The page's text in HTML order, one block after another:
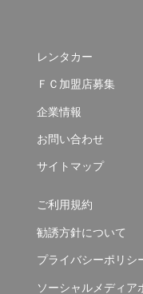
レンタカー
ＦＣ加盟店募集
企業情報
お問い合わせ
サイトマップ
ご利用規約
勧誘方針について
プライバシーポリシ
ソーシャルメディア